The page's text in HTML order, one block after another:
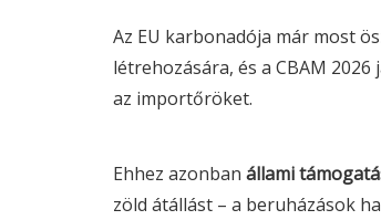
Az EU karbonadója már most
létrehozására, és a CBAM 2026
az importőröket.
Ehhez azonban állami
zöld átállást – a beruházások